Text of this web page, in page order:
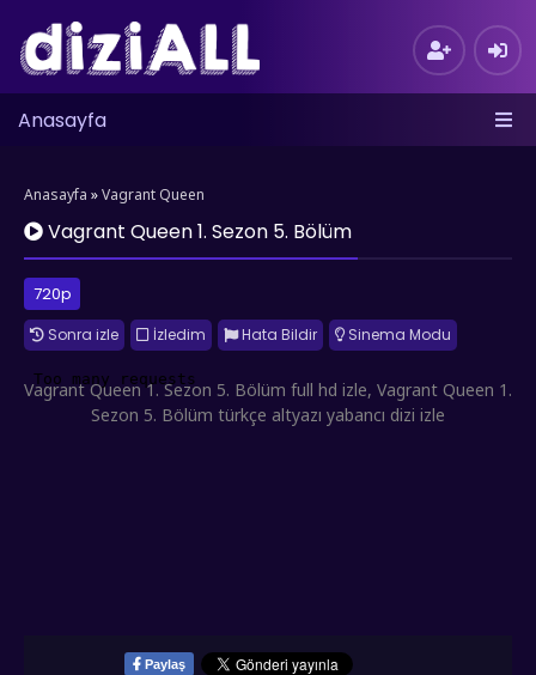
Anasayfa
Anasayfa »Vagrant Queen
Vagrant Queen 1. Sezon 5. Bölüm
720p
Sonra izle İzledim Hata Bildir Sinema Modu
Vagrant Queen 1. Sezon 5. Bölüm full hd izle, Vagrant Queen 1.
Sezon 5. Bölüm türkçe altyazı yabancı dizi izle
Paylaş